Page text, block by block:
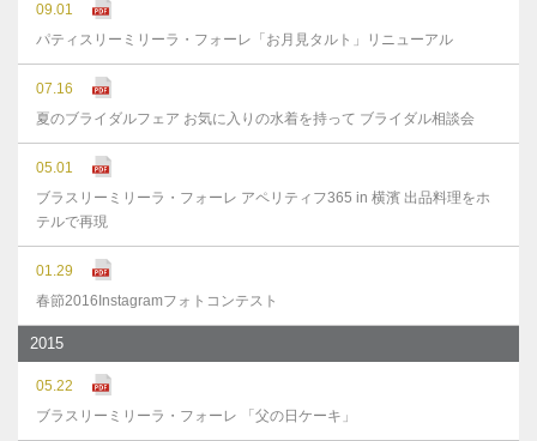
09.01
パティスリーミリーラ・フォーレ「お月見タルト」リニューアル
07.16
夏のブライダルフェア お気に入りの水着を持って ブライダル相談会
05.01
ブラスリーミリーラ・フォーレ アペリティフ365 in 横濱 出品料理をホ
テルで再現
01.29
春節2016Instagramフォトコンテスト
2015
05.22
ブラスリーミリーラ・フォーレ 「父の日ケーキ」